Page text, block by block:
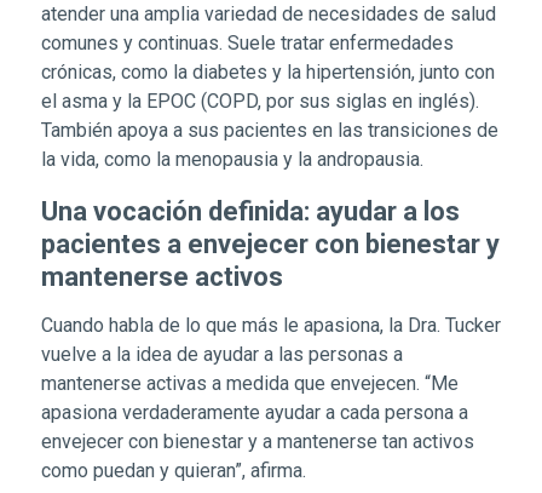
atender una amplia variedad de necesidades de salud
comunes y continuas. Suele tratar enfermedades
crónicas, como la diabetes y la hipertensión, junto con
el asma y la EPOC (COPD, por sus siglas en inglés).
También apoya a sus pacientes en las transiciones de
la vida, como la menopausia y la andropausia.
Una vocación definida: ayudar a los
pacientes a envejecer con bienestar y
mantenerse activos
Cuando habla de lo que más le apasiona, la Dra. Tucker
vuelve a la idea de ayudar a las personas a
mantenerse activas a medida que envejecen. “Me
apasiona verdaderamente ayudar a cada persona a
envejecer con bienestar y a mantenerse tan activos
como puedan y quieran”, afirma.